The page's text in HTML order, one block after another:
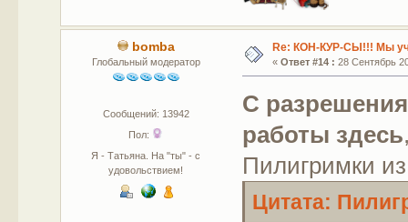
bomba
Глобальный модератор
Сообщений: 13942
Пол:
Я - Татьяна. На "ты" - с
удовольствием!
Re: КОН-КУР-СЫ!!! Мы
« Ответ #14 : 28 Сентябрь
С
работы здесь
Пилигримки
Цитата: